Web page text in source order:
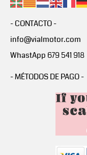
- CONTACTO -
info@vialmotor.com
WhastApp 679 541 918
- MÉTODOS DE PAGO -